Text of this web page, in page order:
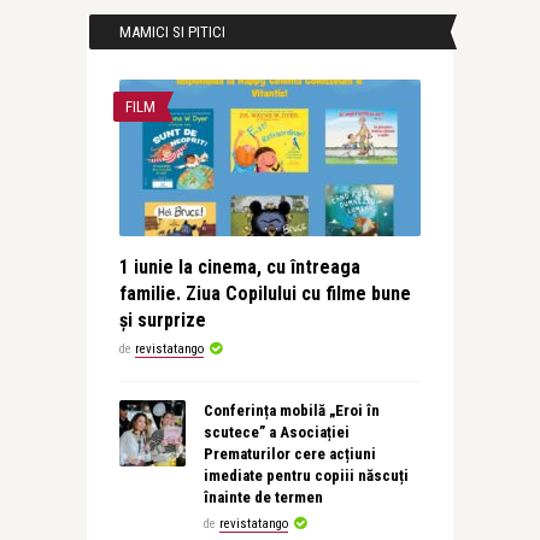
MAMICI SI PITICI
FILM
1 iunie la cinema, cu întreaga
familie. Ziua Copilului cu filme bune
și surprize
de revistatango
Conferința mobilă „Eroi în
scutece” a Asociației
Prematurilor cere acțiuni
imediate pentru copiii născuți
înainte de termen
de revistatango